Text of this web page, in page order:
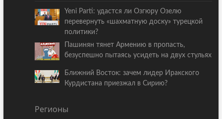
Yeni Parti: удастся ли Озгюру Озелю
перевернуть «шахматную доску» турецкой
политики?
Пашинян тянет Армению в пропасть,
безуспешно пытаясь усидеть на двух стульях
Ближний Восток: зачем лидер Иракского
Курдистана приезжал в Сирию?
Регионы